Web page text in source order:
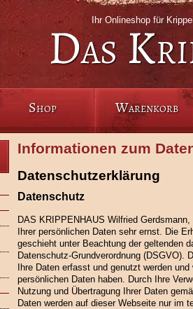
Ihr Onlineshop für
Das
Shop Warenkorb
Informationen zum
Datenschutzerklärung
Datenschutz
DAS KRIPPENHAUS Wilfried
Ihrer persönlichen Daten sehr ernst. Die
geschieht unter Beachtung der geltenden
Datenschutz-Grundverordnung (DSGVO).
Ihre Daten erfasst und genutzt werden
persönlichen Daten haben. Durch Ihre
Nutzung und Übertragung Ihrer Daten
Daten werden auf dieser Webseite nur im